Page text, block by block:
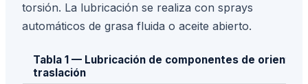
torsión. La lubricación se realiza con sprays
automáticos de grasa fluida o aceite abierto.
Tabla 1 — Lubricación de componentes de
traslación